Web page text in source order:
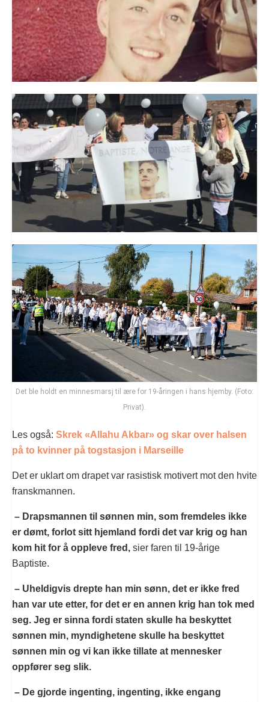
Det ble holdt en minnesmarsj til ære for 19-åringen i hans hjemby. (Foto:
Privat).
Les også: Skrek «Allahu Akbar» og skar over halsen
på to kvinner på togstasjon i Marseille
Det er uklart om drapet var rasistisk motivert mot den hvite
franskmannen.
– Drapsmannen til sønnen min, som fremdeles ikke
er dømt, forlot sitt hjemland fordi det var krig og han
kom hit for å oppleve fred, sier faren til 19-årige
Baptiste.
– Uheldigvis drepte han min sønn, det er ikke fred
han var ute etter, for det er en annen krig han tok med
seg. Jeg er sinna fordi staten skulle ha beskyttet
sønnen min, myndighetene skulle ha beskyttet
sønnen min og vi kan ikke tillate at mennesker
oppfører seg slik.
– De gjorde ingenting, ingenting, ikke engang